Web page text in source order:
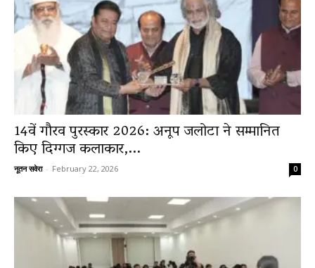
14वें गौरव पुरस्कार 2026: अनूप जलोटा ने सम्मानित
किए दिग्गज कलाकार,...
नूतन सवेरा - February 22, 2026 0